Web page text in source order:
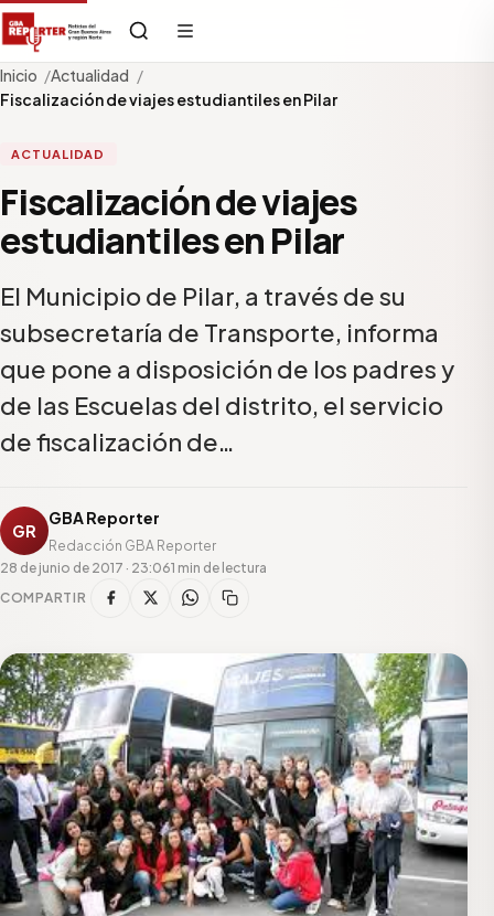
Inicio
Actualidad
Fiscalización de viajes estudiantiles en Pilar
ACTUALIDAD
Fiscalización de viajes
estudiantiles en Pilar
El Municipio de Pilar, a través de su
subsecretaría de Transporte, informa
que pone a disposición de los padres y
de las Escuelas del distrito, el servicio
de fiscalización de…
GR
GBA Reporter
Redacción GBA Reporter
28 de junio de 2017 · 23:061 min de lectura
COMPARTIR